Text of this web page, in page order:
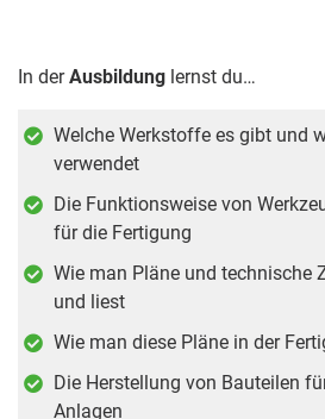
In derAusbildung lernst du…
Welche Werkstoffe es gibt und
verwendet
Die Funktionsweise von
für die Fertigung
Wie man Pläne und technische
und liest
Wie man diese Pläne in der
Die Herstellung von Bauteilen
Anlagen